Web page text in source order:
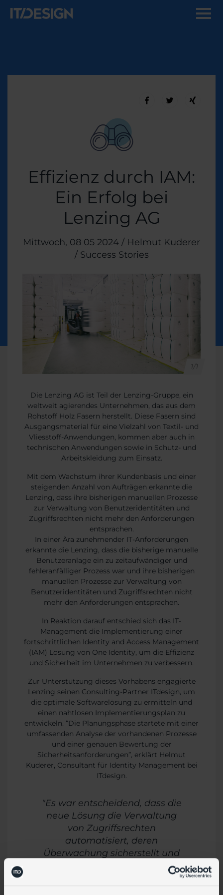
Effizienz durch IAM:
Ein Erfolg bei
Lenzing AG
Veröffentlicht am
Mittwoch, 08 05 2024 / Helmut Kuderer
/ Themen:
Success Stories
1/1
Die Lenzing AG ist Teil der Lenzing-Gruppe, ein
weltweit agierendes Unternehmen, das aus dem
Rohstoff Holz Fasern herstellt. Diese Fasern sind
Ausgangsmaterial für eine Vielzahl von Textil- und
Vliesstoff-Anwendungen, kommen aber auch in
technischen Anwendungen sowie in Schutz- und
Arbeitskleidung zum Einsatz.
Mit dem Wachstum ihrer Kundenbasis und einer
steigenden Anzahl von Aufträgen erkannte die
Lenzing, dass ihre bisherigen manuellen Prozesse
zur Verwaltung von Benutzeridentitäten und
Zugriffsrechten nicht mehr den Anforderungen
entsprachen.
In einer Ära zunehmender IT-Anforderungen
erkannte die Lenzing, dass die bisherige manuelle
Benutzeranlage ein zu zeitaufwändiger und
fehleranfälliger Prozess war und ihre bisherigen
manuellen Prozesse zur Verwaltung von
Benutzeridentitäten und Zugriffsrechten nicht
mehr den Anforderungen entsprachen.
In Reaktion darauf entschied sich das IT-
Management die Implementierung einer
fortschrittlichen Identity and Access Management
(IAM) Lösung von One Identity, um die Effizienz
und Sicherheit im Unternehmen zu verbessern.
Zur Unterstützung dieses Vorhabens engagierte
Lenzing seinen Consulting-Partner ITdesign, um
die optimale Softwarelösung zu ermitteln und
einen nahtlosen Implementierungsplan zu
entwickeln. “Die Planungsphase startete mit einer
umfassenden Analyse der vorhandenen Prozesse
und einer genauen Bewertung der
Sicherheitsanforderungen”, erklärt Helmut
Kuderer, Consultant für Identity Management bei
ITdesign.
"Es war entscheidend, dass die
neue Lösung die Verwaltung
von Zugriffsrechten
automatisiert, deren
Überwachung sicherstellt und
die Aktivitäten protokolliert, um